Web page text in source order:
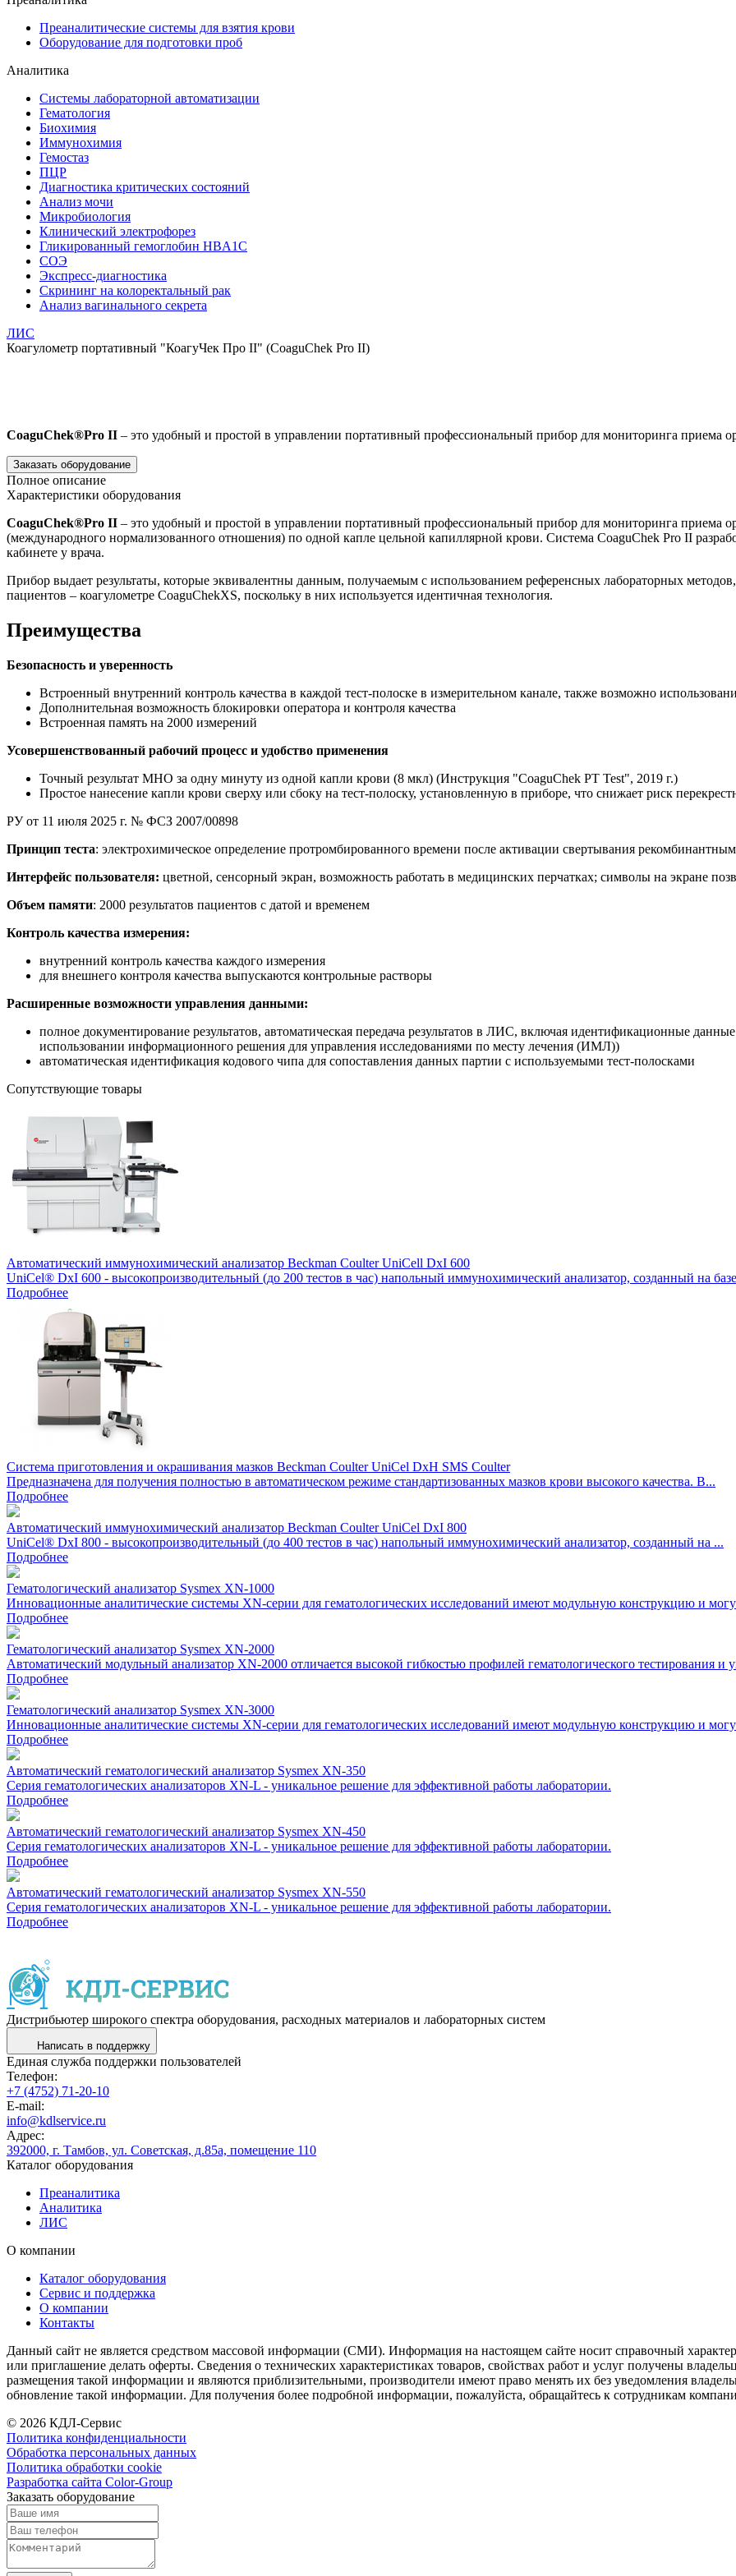
Преаналитические системы для взятия крови
Оборудование для подготовки проб
Аналитика
Системы лабораторной автоматизации
Гематология
Биохимия
Иммунохимия
Гемостаз
ПЦР
Диагностика критических состояний
Анализ мочи
Микробиология
Клинический электрофорез
Гликированный гемоглобин HBA1C
СОЭ
Экспресс-диагностика
Скрининг на колоректальный рак
Анализ вагинального секрета
ЛИС
Коагулометр портативный "КоагуЧек Про II" (CoaguChek Pro II)
CoaguChek®Pro II – это удобный и простой в управлении портативный профессиональный прибор для мониторинга приема
Заказать оборудование
Полное описание
Характеристики оборудования
CoaguChek®Pro II – это удобный и простой в управлении портативный профессиональный прибор для мониторинга приема
(международного нормализованного отношения) по одной капле цельной капиллярной крови. Система CoaguChek Pro II
кабинете у врача.
Прибор выдает результаты, которые эквивалентны данным, получаемым с использованием референсных лабораторных
пациентов – коагулометре CoaguChekXS, поскольку в них используется идентичная технология.
Преимущества
Безопасность и уверенность
Встроенный внутренний контроль качества в каждой тест-полоске в измерительном канале, также возможно
Дополнительная возможность блокировки оператора и контроля качества
Встроенная память на 2000 измерений
Усовершенствованный рабочий процесс и удобство применения
Точный результат МНО за одну минуту из одной капли крови (8 мкл) (Инструкция "CoaguChek PT Test", 2019 г.)
Простое нанесение капли крови сверху или сбоку на тест-полоску, установленную в приборе, что снижает риск
РУ от 11 июля 2025 г. № ФСЗ 2007/00898
Принцип теста: электрохимическое определение протромбированного времени после активации свертывания
Интерфейс пользователя: цветной, сенсорный экран, возможность работать в медицинских перчатках; символы на экране
Объем памяти: 2000 результатов пациентов с датой и временем
Контроль качества измерения:
внутренний контроль качества каждого измерения
для внешнего контроля качества выпускаются контрольные растворы
Расширенные возможности управления данными:
полное документирование результатов, автоматическая передача результатов в ЛИС, включая идентификационные
использовании информационного решения для управления исследованиями по месту лечения (ИМЛ))
автоматическая идентификация кодового чипа для сопоставления данных партии с используемыми тест-полосками
Сопутствующие товары
Автоматический иммунохимический анализатор Beckman Coulter UniCell DxI 600
UniCel® DxI 600 - высокопроизводительный (до 200 тестов в час) напольный иммунохимический анализатор, созданный на
Подробнее
Система приготовления и окрашивания мазков Beckman Coulter UniCel DxH SMS Coulter
Предназначена для получения полностью в автоматическом режиме стандартизованных мазков крови высокого качества. В...
Подробнее
Автоматический иммунохимический анализатор Beckman Coulter UniCel DxI 800
UniCel® DxI 800 - высокопроизводительный (до 400 тестов в час) напольный иммунохимический анализатор, созданный на ...
Подробнее
Гематологический анализатор Sysmex XN-1000
Инновационные аналитические системы ХN-серии для гематологических исследований имеют модульную конструкцию и
Подробнее
Гематологический анализатор Sysmex XN-2000
Автоматический модульный анализатор XN-2000 отличается высокой гибкостью профилей гематологического тестирования и
Подробнее
Гематологический анализатор Sysmex XN-3000
Инновационные аналитические системы ХN-серии для гематологических исследований имеют модульную конструкцию и
Подробнее
Автоматический гематологический анализатор Sysmex XN-350
Cерия гематологических анализаторов XN-L - уникальное решение для эффективной работы лаборатории.
Подробнее
Автоматический гематологический анализатор Sysmex XN-450
Cерия гематологических анализаторов XN-L - уникальное решение для эффективной работы лаборатории.
Подробнее
Автоматический гематологический анализатор Sysmex XN-550
Cерия гематологических анализаторов XN-L - уникальное решение для эффективной работы лаборатории.
Подробнее
Дистрибьютер широкого спектра оборудования, расходных материалов и лабораторных систем
Написать в поддержку
Единая служба поддержки пользователей
Телефон:
+7 (4752) 71-20-10
E-mail:
info@kdlservice.ru
Адрес:
392000, г. Тамбов, ул. Советская, д.85а, помещение 110
Каталог оборудования
Преаналитика
Аналитика
ЛИС
О компании
Каталог оборудования
Сервис и поддержка
О компании
Контакты
Данный сайт не является средством массовой информации (СМИ). Информация на настоящем сайте носит справочный
или приглашение делать оферты. Сведения о технических характеристиках товаров, свойствах работ и услуг получены
размещения такой информации и являются приблизительными, производители имеют право менять их без уведомления
обновление такой информации. Для получения более подробной информации, пожалуйста, обращайтесь к сотрудникам
© 2026 КДЛ-Сервис
Политика конфиденциальности
Обработка персональных данных
Политика обработки cookie
Разработка сайта Color-Group
Заказать оборудование